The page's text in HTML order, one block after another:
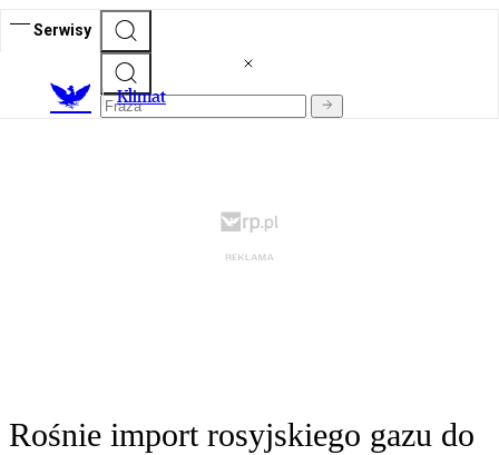
Serwisy
Klimat
Rośnie import rosyjskiego gazu do